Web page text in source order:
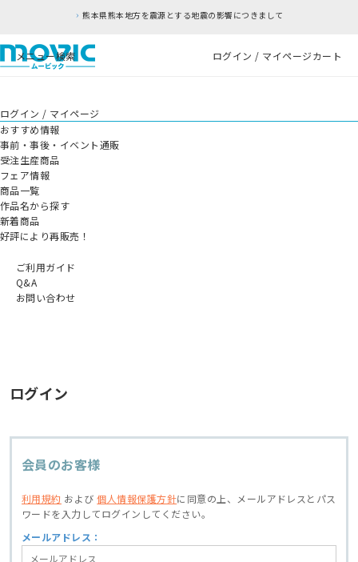
熊本県熊本地方を震源とする地震の影響につきまして
メニュー検索 ログイン / マイページカート
ログイン / マイページ
おすすめ情報
事前・事後・イベント通販
受注生産商品
フェア情報
商品一覧
作品名から探す
新着商品
好評により再販売！
ご利用ガイド
Q&A
お問い合わせ
ログイン
会員のお客様
利用規約 および個人情報保護方針に同意の上、
メールアドレスとパス
ワードを入力してログインしてください。
メールアドレス：